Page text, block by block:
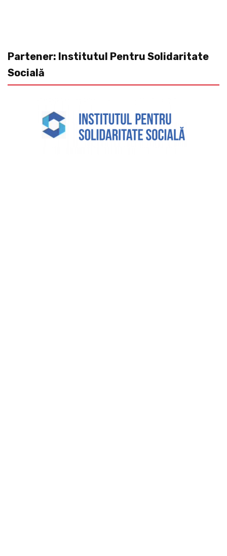
Partener: Institutul Pentru Solidaritate
Socială